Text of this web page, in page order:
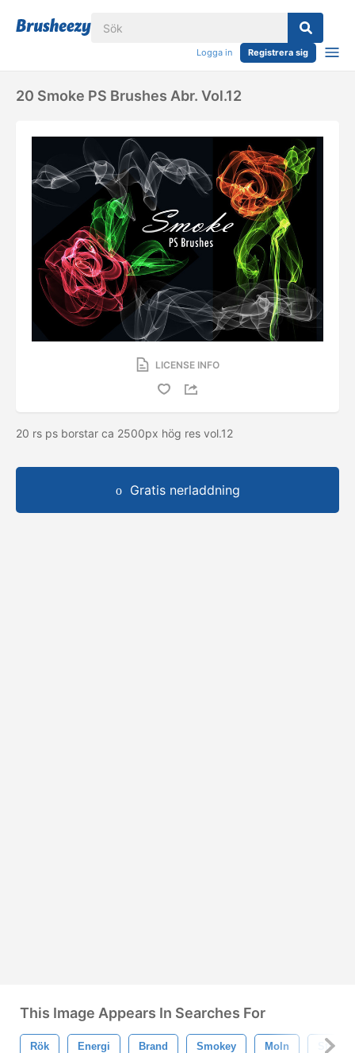
Logga in Registrera sig
20 Smoke PS Brushes Abr. Vol.12
LICENSE INFO
20 rs ps borstar ca 2500px hög res vol.12
Gratis nerladdning
This Image Appears In Searches For
Rök Energi Brand Smokey Moln Stroke